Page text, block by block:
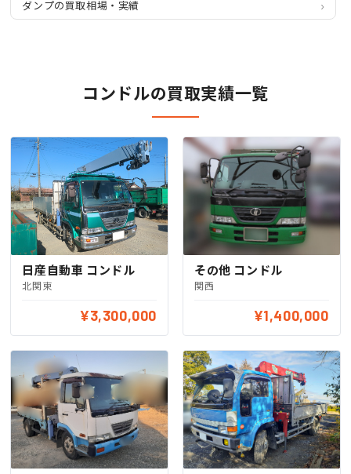
ダンプの買取相場・実績
コンドルの買取実績一覧
日産自動車 コンドル
北関東
¥3,300,000
その他 コンドル
関西
¥1,400,000